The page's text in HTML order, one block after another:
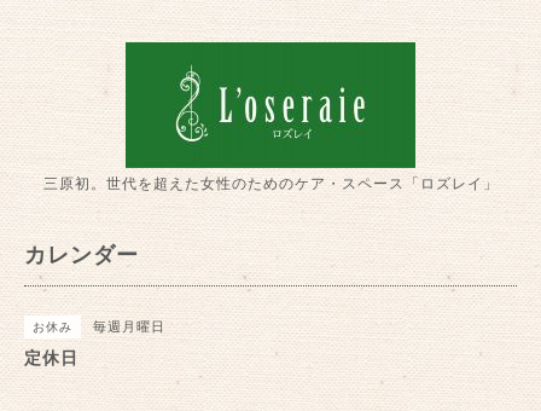
三原初。世代を超えた女性のためのケア・スペース「ロズレイ」
カレンダー
お休み 毎週月曜日
定休日